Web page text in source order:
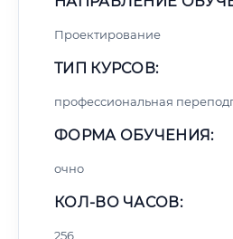
Проектирование
ТИП КУРСОВ:
профессиональная
ФОРМА ОБУЧЕНИЯ:
очно
КОЛ-ВО ЧАСОВ:
256